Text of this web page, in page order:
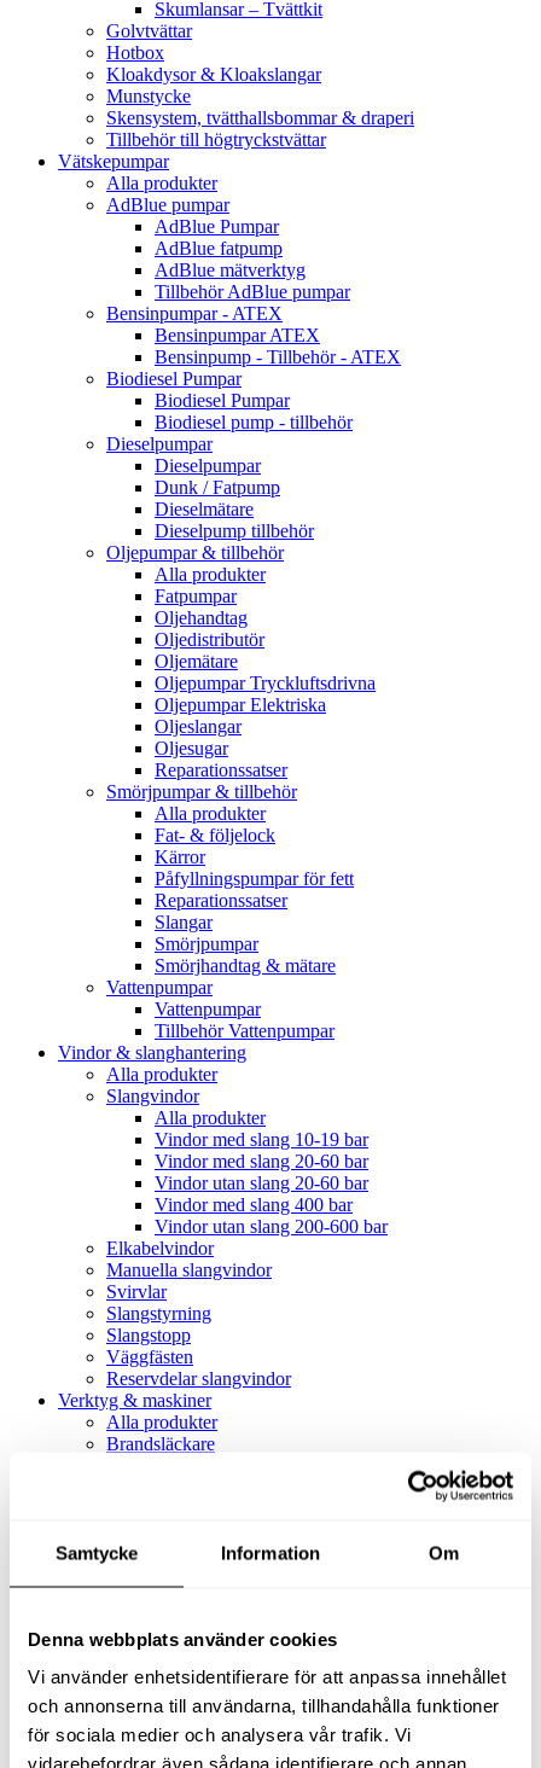
Samtycke Information Om
Denna webbplats använder cookies
Vi använder enhetsidentifierare för att anpassa innehållet
och annonserna till användarna, tillhandahålla funktioner
för sociala medier och analysera vår trafik. Vi
vidarebefordrar även sådana identifierare och annan
Skumlansar – Tvättkit
Golvtvättar
Hotbox
Kloakdysor & Kloakslangar
Munstycke
Skensystem, tvätthallsbommar & draperi
Tillbehör till högtryckstvättar
Vätskepumpar
Alla produkter
AdBlue pumpar
AdBlue Pumpar
AdBlue fatpump
AdBlue mätverktyg
Tillbehör AdBlue pumpar
Bensinpumpar - ATEX
Bensinpumpar ATEX
Bensinpump - Tillbehör - ATEX
Biodiesel Pumpar
Biodiesel Pumpar
Biodiesel pump - tillbehör
Dieselpumpar
Dieselpumpar
Dunk / Fatpump
Dieselmätare
Dieselpump tillbehör
Oljepumpar & tillbehör
Alla produkter
Fatpumpar
Oljehandtag
Oljedistributör
Oljemätare
Oljepumpar Tryckluftsdrivna
Oljepumpar Elektriska
Oljeslangar
Oljesugar
Reparationssatser
Smörjpumpar & tillbehör
Alla produkter
Fat- & följelock
Kärror
Påfyllningspumpar för fett
Reparationssatser
Slangar
Smörjpumpar
Smörjhandtag & mätare
Vattenpumpar
Vattenpumpar
Tillbehör Vattenpumpar
Vindor & slanghantering
Alla produkter
Slangvindor
Alla produkter
Vindor med slang 10-19 bar
Vindor med slang 20-60 bar
Vindor utan slang 20-60 bar
Vindor med slang 400 bar
Vindor utan slang 200-600 bar
Elkabelvindor
Manuella slangvindor
Svirvlar
Slangstyrning
Slangstopp
Väggfästen
Reservdelar slangvindor
Verktyg & maskiner
Alla produkter
Brandsläckare
Alla produkter
Slangfäste
Textil- & Våtdammsugare
Tillbehör Textil- & våtdammsugare
Adaptrar
Dammsugare